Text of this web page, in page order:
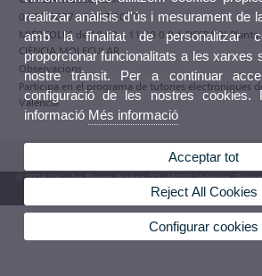
01/02/2027 - 31/07/2027
MIÉRCOLES de 10:00 a 11:00 0.9.1 DESPATX Planta
CIÈNCIA MOLECULAR
Observacions
Participa en el programa de tutories electròniques
València
© 2026 UV. - Av. Blasco Ibáñez, 13. 46010 València.
Bústia UV
realitzar anàlisis d'ús i mesurament de
amb la finalitat de personalitzar
proporcionar funcionalitats a les xarxes
nostre trànsit. Per a continuar
configuració de les nostres cookies.
informació Més informació
Acceptar tot
Reject All Cookies
Configurar cookies